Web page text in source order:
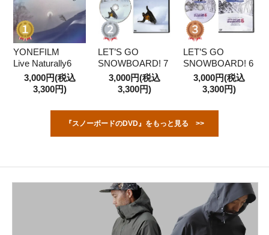
YONEFILM
Live Naturally6
3,000円(税込
3,300円)
LET’S GO
SNOWBOARD! 7
3,000円(税込
3,300円)
LET’S GO
SNOWBOARD! 6
3,000円(税込
3,300円)
『スノーボードのDVD』をもっと見る >>